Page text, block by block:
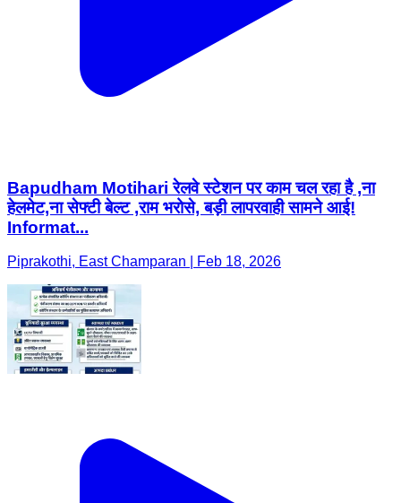
Bapudham Motihari रेलवे स्टेशन पर काम चल रहा है ,ना
हेलमेट,ना सेफ्टी बेल्ट ,राम भरोसे, बड़ी लापरवाही सामने आई!
Informat...
Piprakothi, East Champaran | Feb 18, 2026